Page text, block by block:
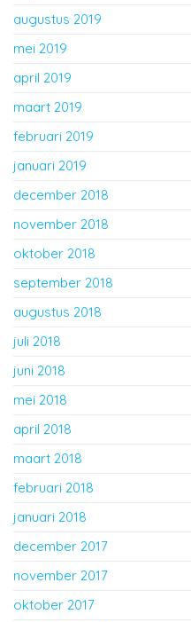
augustus 2019
mei 2019
april 2019
maart 2019
februari 2019
januari 2019
december 2018
november 2018
oktober 2018
september 2018
augustus 2018
juli 2018
juni 2018
mei 2018
april 2018
maart 2018
februari 2018
januari 2018
december 2017
november 2017
oktober 2017